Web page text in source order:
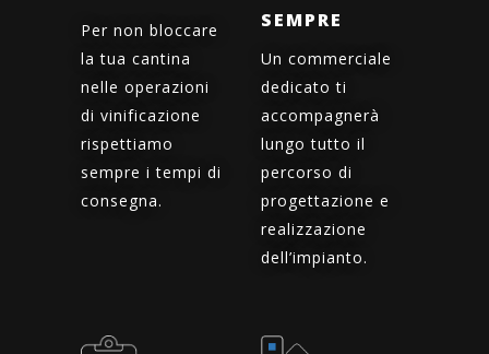
Per non bloccare
la tua cantina
nelle operazioni
di vinificazione
rispettiamo
sempre i tempi di
consegna.
SEMPRE
Un commerciale
dedicato ti
accompagnerà
lungo tutto il
percorso di
progettazione e
realizzazione
dell’impianto.